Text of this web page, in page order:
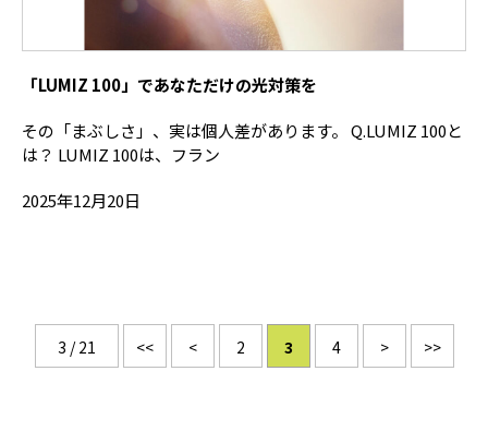
「LUMIZ 100」であなただけの光対策を
その「まぶしさ」、実は個人差があります。 Q.LUMIZ 100と
は？ LUMIZ 100は、フラン
2025年12月20日
3 / 21 << < 2 3 4 > >>